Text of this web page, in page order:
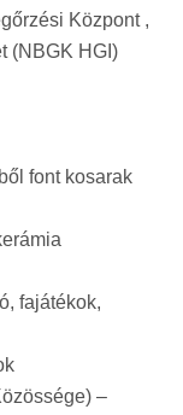
Központ ,
(NBGK HGI)
font kosarak
fajátékok,
–